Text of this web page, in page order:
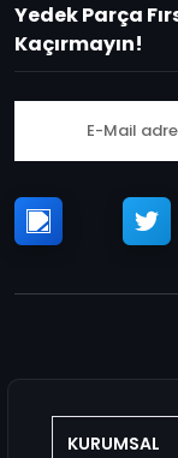
Yedek Parça
Kaçırmayın!
KURUMSAL